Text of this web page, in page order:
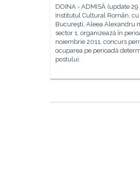
DOINA - ADMISĂ (update
Institutul Cultural Român,
Bucureşti, Aleea Alexandru
sector 1, organizează în
noiembrie 2011, concurs
ocuparea pe perioadă
postului: